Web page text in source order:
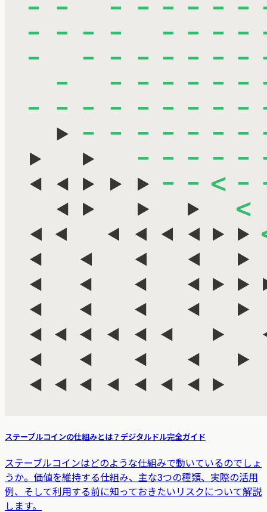
ステーブルコインの仕組みとは？デジタルドル完全ガイド
ステーブルコインはどのような仕組みで動いているのでしょ
うか。価値を維持する仕組み、主な3つの種類、実際の活用
例、そして利用する前に知っておきたいリスクについて解説
します。